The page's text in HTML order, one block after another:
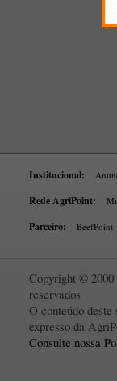
Institucional:
Rede AgriPoint:
Parceiro: BeefPoint
Copyright © 2000
reservados
O conteúdo
expresso da
Consulte nossa